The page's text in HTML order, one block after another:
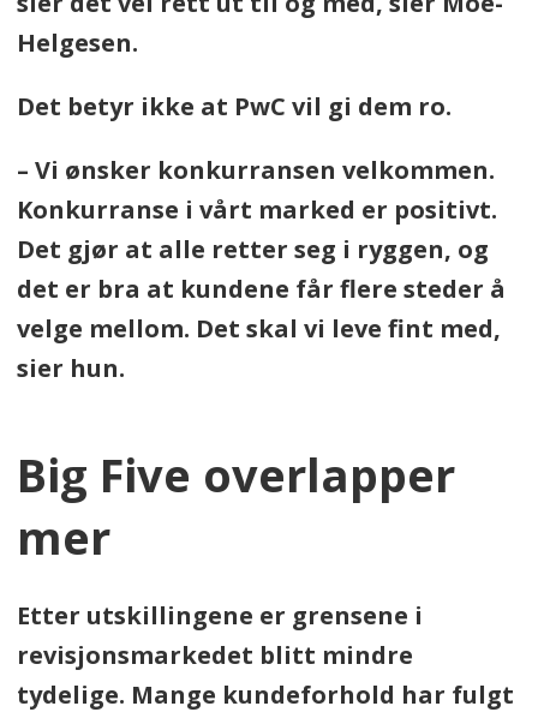
Helgesen.
Det betyr ikke at PwC vil gi dem ro.
– Vi ønsker konkurransen velkommen.
Konkurranse i vårt marked er positivt.
Det gjør at alle retter seg i ryggen, og
det er bra at kundene får flere steder å
velge mellom. Det skal vi leve fint med,
sier hun.
Big Five overlapper
mer
Etter utskillingene er grensene i
revisjonsmarkedet blitt mindre
tydelige. Mange kundeforhold har fulgt